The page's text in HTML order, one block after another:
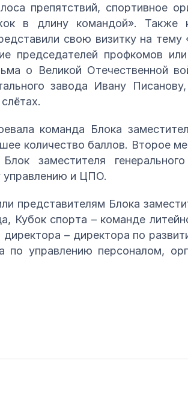
препятствий, спортивное
в длину командой». Также
свою визитку на
председателей профкомов
о Великой Отечественной
завода Ивану
команда Блока
количество баллов. Второе
заместителя
управлению и ЦПО.
представителям Блока
Кубок спорта – команде
директора – директора по
по управлению персоналом,